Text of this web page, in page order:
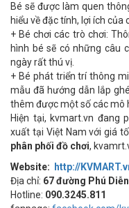
Bé sẽ được làm quen
hiểu về đặc tính, lợi ích
+ Bé chơi các trò chơi:
hình bé sẽ có những câu
ngày rất thú vị.
+ Bé phát triển trí thông
mẫu đã hướng dẫn lắp
thêm được một số các mô
Hiện tại, kvmart.vn đang
xuất tại Việt Nam với giá
phân phối đồ chơi,
Website:
http://
Địa chỉ: 67 đường Phú
Hotline: 090.3245.811